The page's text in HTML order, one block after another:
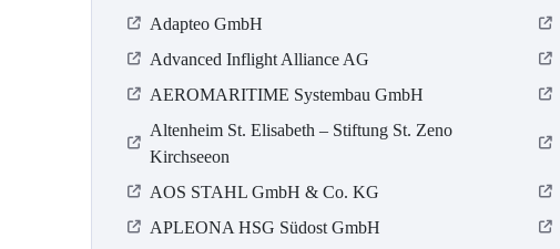
Adapteo GmbH
Advanced Inflight Alliance AG
AEROMARITIME Systembau GmbH
Altenheim St. Elisabeth – Stiftung St. Zeno
Kirchseeon
AOS STAHL GmbH & Co. KG
APLEONA HSG Südost GmbH